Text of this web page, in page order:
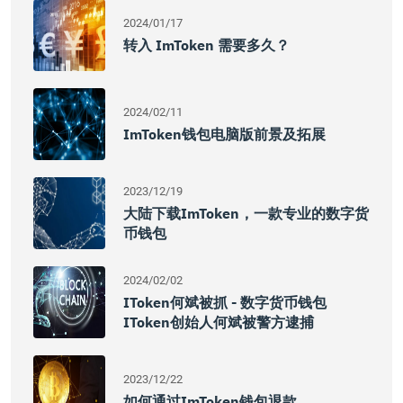
2024/01/17
转入 ImToken 需要多久？
2024/02/11
ImToken钱包电脑版前景及拓展
2023/12/19
大陆下载imToken，一款专业的数字货
币钱包
2024/02/02
IToken何斌被抓 - 数字货币钱包
IToken创始人何斌被警方逮捕
2023/12/22